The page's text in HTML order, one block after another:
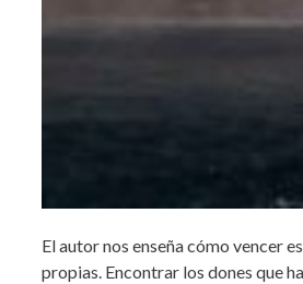
El autor nos enseña cómo vencer
propias. Encontrar los dones que